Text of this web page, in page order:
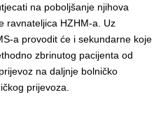
na poboljšanje njihova
ravnateljica HZHM-a. Uz
a provodit će i sekundarne koje
zbrinutog pacijenta od
na daljnje bolničko
prijevoza.